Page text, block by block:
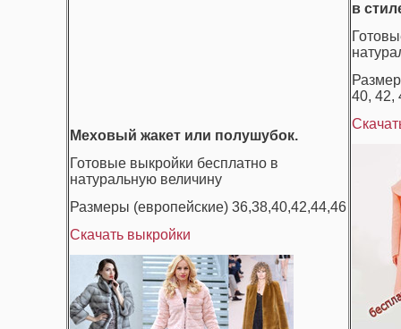
Меховый жакет или полушубок.
Готовые выкройки бесплатно в
натуральную величину
Размеры (европейские) 36,38,40,42,44,46
Скачать выкройки
в
40, 42,